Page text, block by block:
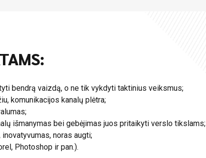
bendrą vaizdą, o ne tik vykdyti taktinius veiksmus;
komunikacijos kanalų plėtra;
išmanymas bei gebėjimas juos pritaikyti verslo tikslams;
noras augti;
Photoshop ir pan.).